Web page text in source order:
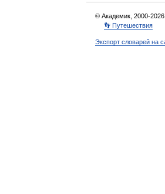
© Академик, 2000-2026
👣 Путешествия
Экспорт словарей на